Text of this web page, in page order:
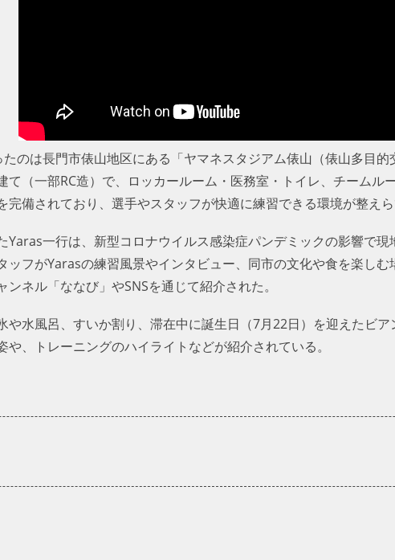
のは長門市俵山地区にある「ヤマネスタジアム俵山（俵山多目
て（一部RC造）で、ロッカールーム・医務室・トイレ、チームル
完備されており、選手やスタッフが快適に練習できる環境が整えら
Yaras一行は、新型コロナウイルス感染症パンデミックの影響で
ッフがYarasの練習風景やインタビュー、同市の文化や食を楽しむ
ネル「ななび」やSNSを通じて紹介された。
や水風呂、すいか割り、滞在中に誕生日（7月22日）を迎えたビ
や、トレーニングのハイライトなどが紹介されている。